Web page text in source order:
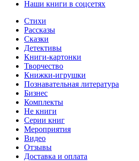
Наши книги в соцсетях
Стихи
Рассказы
Сказки
Детективы
Книги-картонки
Творчество
Книжки-игрушки
Познавательная литература
Бизнес
Комплекты
Не книги
Серии книг
Мероприятия
Видео
Отзывы
Доставка и оплата